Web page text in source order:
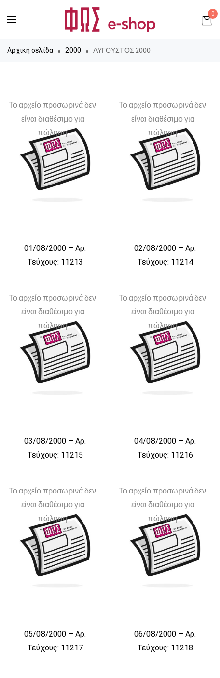
0
Αρχική σελίδα 2000 ΑΥΓΟΥΣΤΟΣ 2000
Το αρχείο προσωρινά δεν
είναι διαθέσιμο για
πώληση
01/08/2000 – Αρ.
Τεύχους: 11213
Το αρχείο προσωρινά δεν
είναι διαθέσιμο για
πώληση
02/08/2000 – Αρ.
Τεύχους: 11214
Το αρχείο προσωρινά δεν
είναι διαθέσιμο για
πώληση
03/08/2000 – Αρ.
Τεύχους: 11215
Το αρχείο προσωρινά δεν
είναι διαθέσιμο για
πώληση
04/08/2000 – Αρ.
Τεύχους: 11216
Το αρχείο προσωρινά δεν
είναι διαθέσιμο για
πώληση
05/08/2000 – Αρ.
Τεύχους: 11217
Το αρχείο προσωρινά δεν
είναι διαθέσιμο για
πώληση
06/08/2000 – Αρ.
Τεύχους: 11218